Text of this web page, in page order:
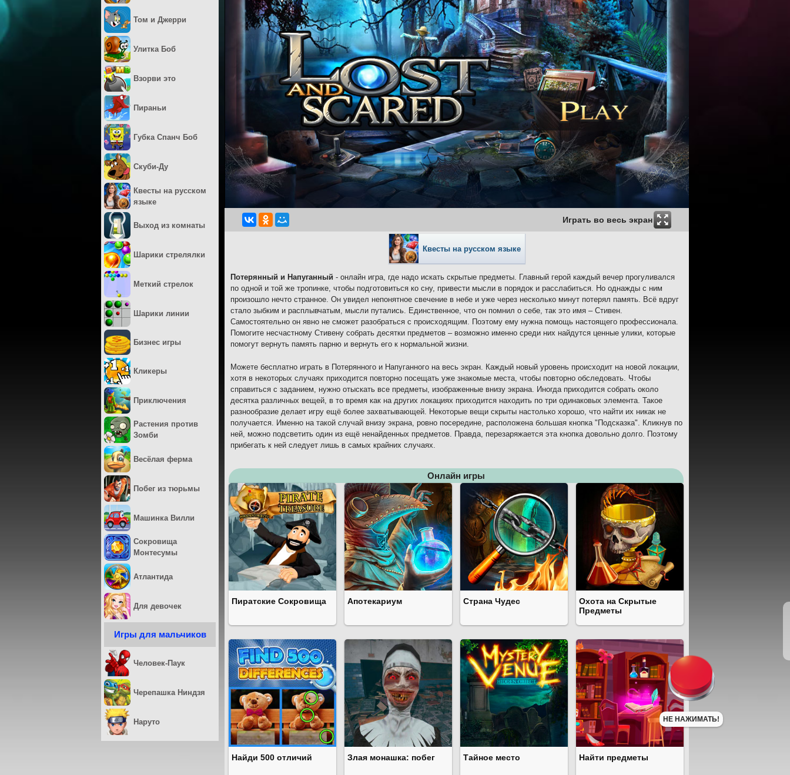
Играть во весь экран
Квесты на русском языке
Потерянный и Напуганный - онлайн игра, где надо искать скрытые предметы. Главный герой каждый вечер прогуливался
по одной и той же тропинке, чтобы подготовиться ко сну, привести мысли в порядок и расслабиться. Но однажды с ним
произошло нечто странное. Он увидел непонятное свечение в небе и уже через несколько минут потерял память. Всё вдруг
стало зыбким и расплывчатым, мысли путались. Единственное, что он помнил о себе, так это имя – Стивен.
Самостоятельно он явно не сможет разобраться с происходящим. Поэтому ему нужна помощь настоящего профессионала.
Помогите несчастному Стивену собрать десятки предметов – возможно именно среди них найдутся ценные улики, которые
помогут вернуть память парню и вернуть его к нормальной жизни.
Можете бесплатно играть в Потерянного и Напуганного на весь экран. Каждый новый уровень происходит на новой локации,
хотя в некоторых случаях приходится повторно посещать уже знакомые места, чтобы повторно обследовать. Чтобы
справиться с заданием, нужно отыскать все предметы, изображенные внизу экрана. Иногда приходится собрать около
десятка различных вещей, в то время как на других локациях приходится находить по три одинаковых элемента. Такое
разнообразие делает игру ещё более захватывающей. Некоторые вещи скрыты настолько хорошо, что найти их никак не
получается. Именно на такой случай внизу экрана, ровно посередине, расположена большая кнопка "Подсказка". Кликнув по
ней, можно подсветить один из ещё ненайденных предметов. Правда, перезаряжается эта кнопка довольно долго. Поэтому
прибегать к ней следует лишь в самых крайних случаях.
Онлайн игры
Пиратские Сокровища Апотекариум Страна Чудес
Охота на Скрытые
Предметы
Найди 500 отличий Злая монашка: побег Тайное место Найти предметы
Том и Джерри
Улитка Боб
Взорви это
Пираньи
Губка Спанч Боб
Скуби-Ду
Квесты на русском
языке
Выход из комнаты
Шарики стрелялки
Меткий стрелок
Шарики линии
Бизнес игры
Кликеры
Приключения
Растения против
Зомби
Весёлая ферма
Побег из тюрьмы
Машинка Вилли
Сокровища
Монтесумы
Атлантида
Для девочек
Игры для мальчиков
Человек-Паук
Черепашка Ниндзя
Наруто НЕ НАЖИМАТЬ!